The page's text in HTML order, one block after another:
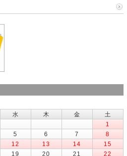
水 木 金
土
1
5 6 7
8
12 13 14
15
19 20 21
22